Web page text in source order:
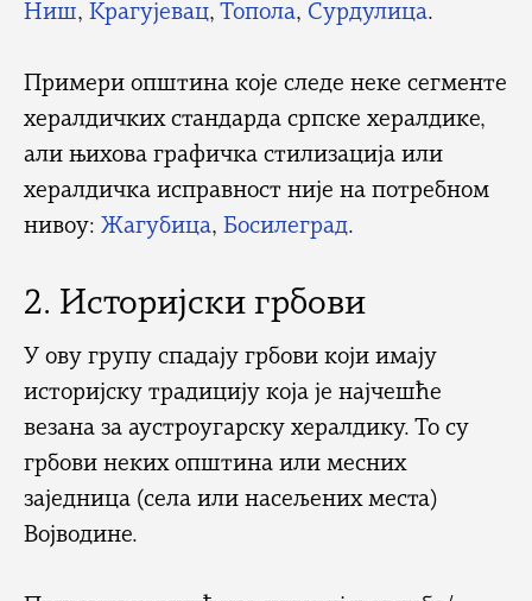
Ниш, Крагујевац, Топола, Сурдулица.
Примери општина које следе неке сегменте
хералдичких стандарда српске хералдике,
али њихова графичка стилизација или
хералдичка исправност није на потребном
нивоу: Жагубица, Босилеград.
2. Историјски грбови
У ову групу спадају грбови који имају
историјску традицију која је најчешће
везана за аустроугарску хералдику. То су
грбови неких општина или месних
заједница (села или насељених места)
Војводине.